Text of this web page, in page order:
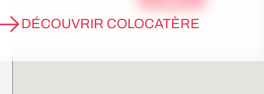
DÉCOUVRIR COLOCATÈRE